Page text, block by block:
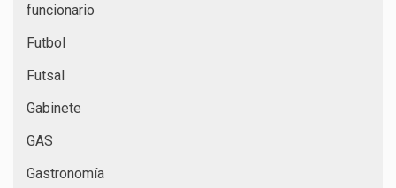
funcionario
Futbol
Futsal
Gabinete
GAS
Gastronomía